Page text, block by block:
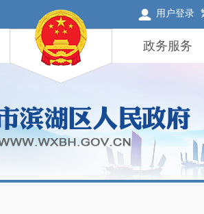
用户登录
政务服务